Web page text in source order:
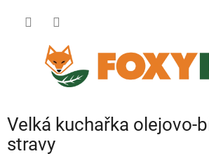
Velká kuchařka olejovo-
stravy